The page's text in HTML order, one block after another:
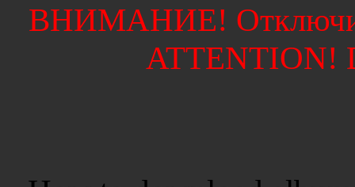
ВНИМАНИЕ!
ATTENTION!